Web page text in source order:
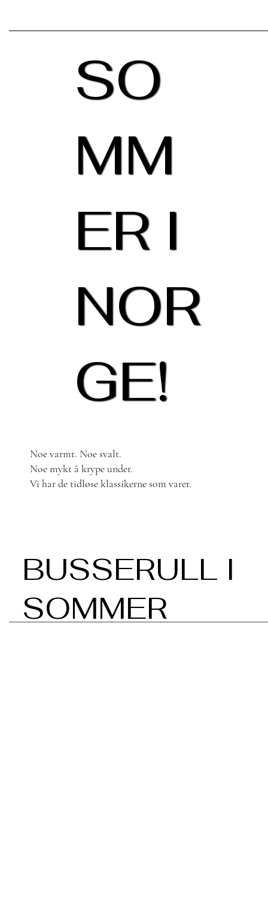
Noe varmt. Noe svalt.
Noe mykt å krype under.
Vi har de tidløse klassikerne som varer.
SO
MM
ER I
NOR
GE!
BUSSERULL I
SOMMER